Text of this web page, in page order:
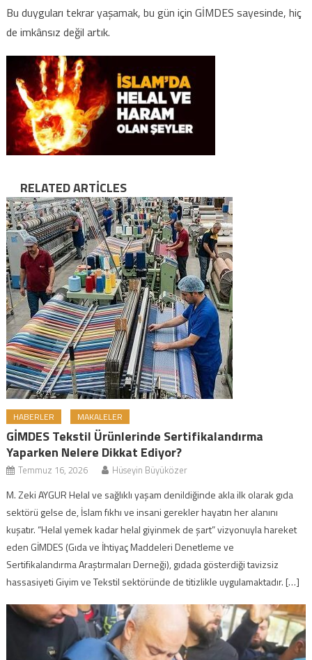
Bu duyguları tekrar yaşamak, bu gün için GİMDES sayesinde, hiç
de imkânsız değil artık.
RELATED ARTICLES
HABERLER MAKALELER
GİMDES Tekstil Ürünlerinde Sertifikalandırma
Yaparken Nelere Dikkat Ediyor?
Temmuz 16, 2026 Hüseyin Büyüközer
M. Zeki AYGUR Helal ve sağlıklı yaşam denildiğinde akla ilk olarak gıda
sektörü gelse de, İslam fıkhı ve insani gerekler hayatın her alanını
kuşatır. “Helal yemek kadar helal giyinmek de şart” vizyonuyla hareket
eden GİMDES (Gıda ve İhtiyaç Maddeleri Denetleme ve
Sertifikalandırma Araştırmaları Derneği), gıdada gösterdiği tavizsiz
hassasiyeti Giyim ve Tekstil sektöründe de titizlikle uygulamaktadır. […]